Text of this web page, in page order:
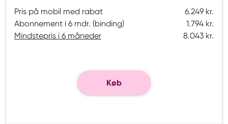
Pris på mobil med rabat
6.249 kr.
Abonnement i 6 mdr. (binding)
1.794 kr.
Mindstepris i 6 måneder
8.043 kr.
Køb